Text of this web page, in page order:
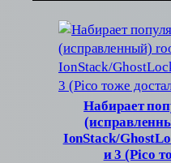
Набирает
IonStack/
и 3 (Pico